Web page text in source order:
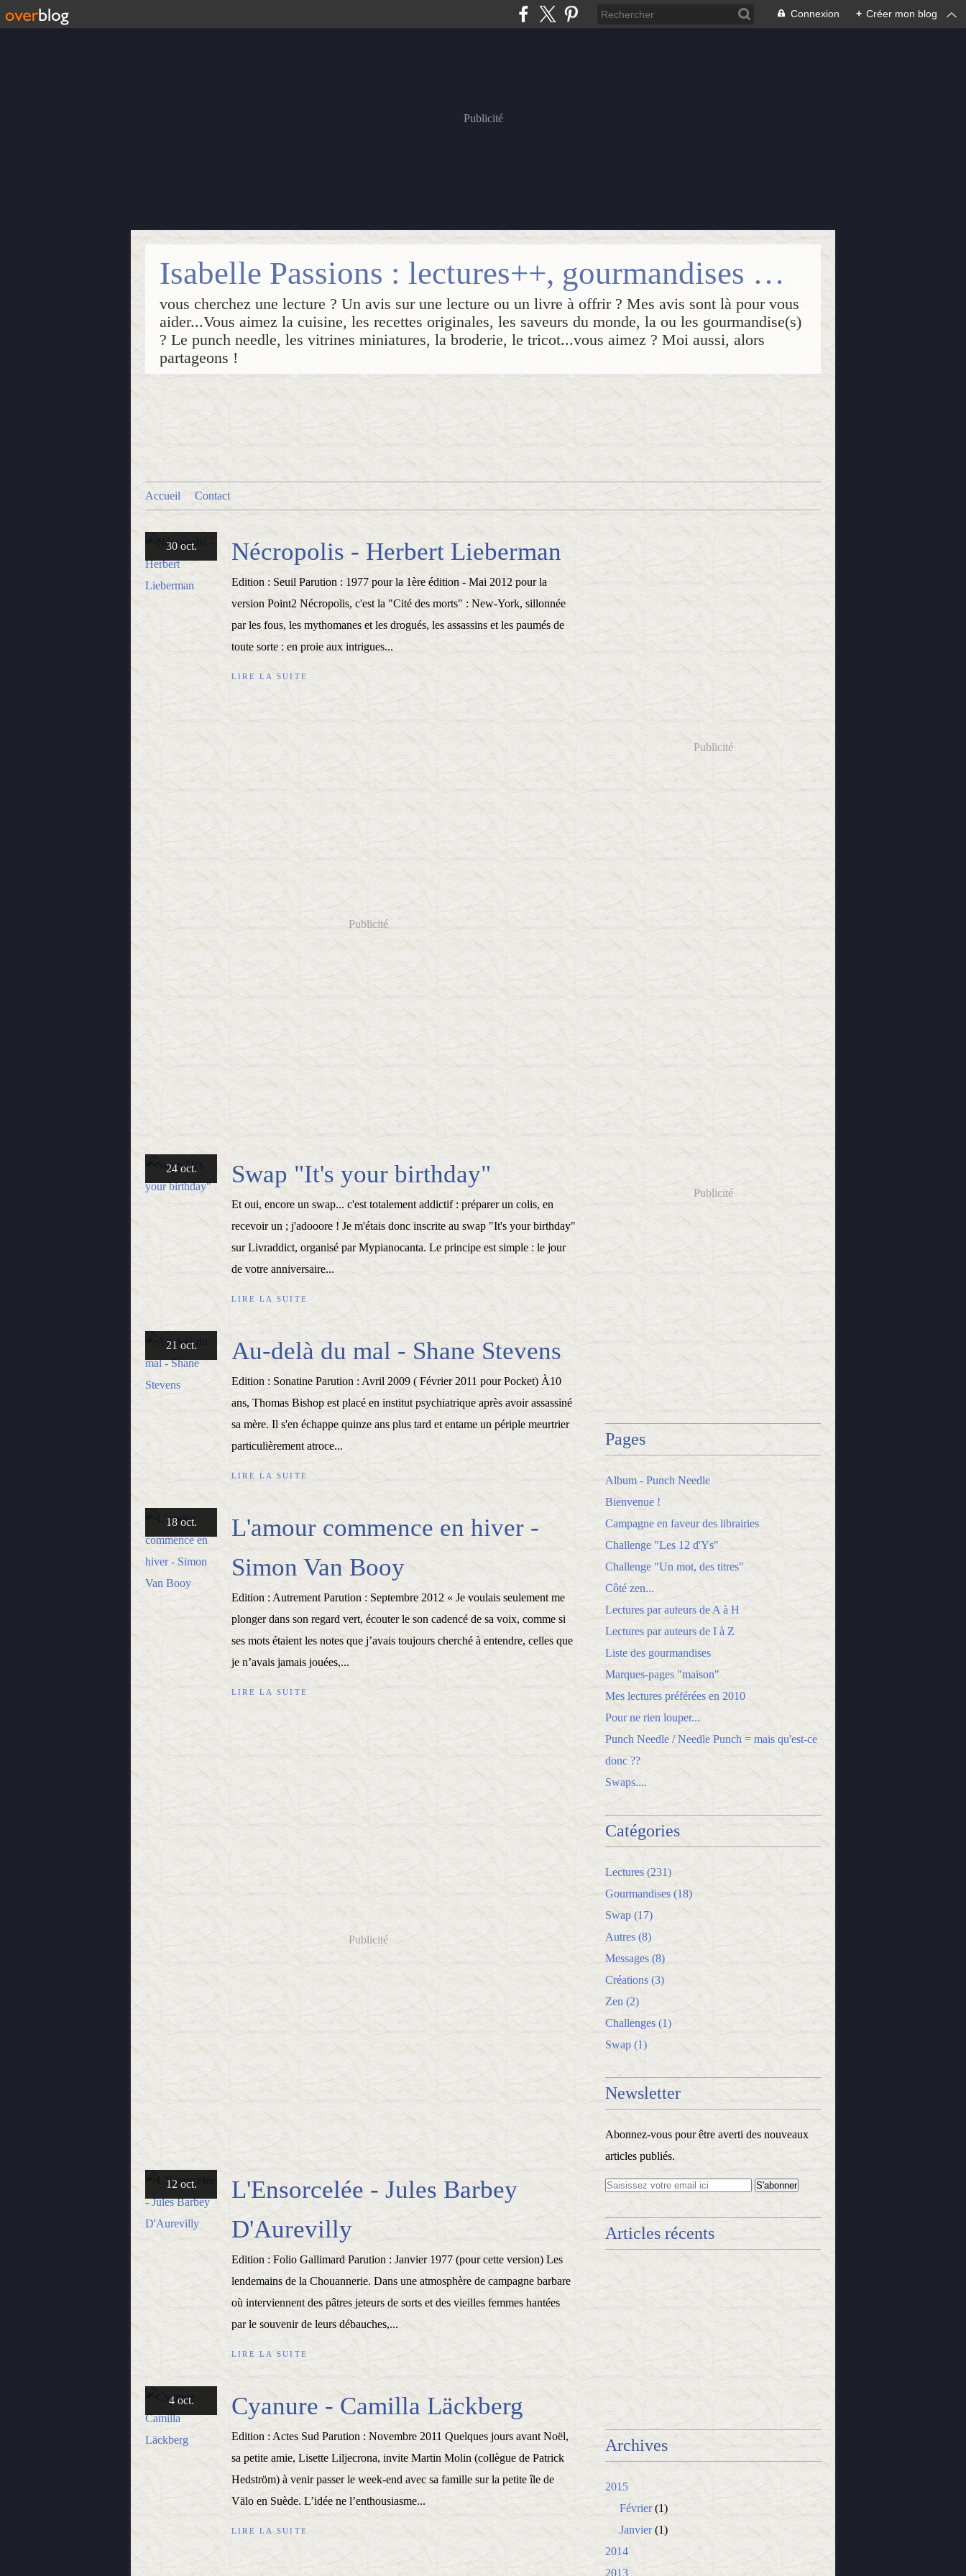
Connexion + Créer mon blog
Publicité
Isabelle Passions : lectures++, gourmandises & créations
vous cherchez une lecture ? Un avis sur une lecture ou un livre à offrir ? Mes avis sont là pour vous
aider...Vous aimez la cuisine, les recettes originales, les saveurs du monde, la ou les gourmandise(s)
? Le punch needle, les vitrines miniatures, la broderie, le tricot...vous aimez ? Moi aussi, alors
partageons !
Accueil Contact
30 oct. Nécropolis - Herbert Lieberman
Edition : Seuil Parution : 1977 pour la 1ère édition - Mai 2012 pour la
version Point2 Nécropolis, c'est la "Cité des morts" : New-York, sillonnée
par les fous, les mythomanes et les drogués, les assassins et les paumés de
toute sorte : en proie aux intrigues...
LIRE LA SUITE
Publicité
24 oct. Swap "It's your birthday"
Et oui, encore un swap... c'est totalement addictif : préparer un colis, en
recevoir un ; j'adooore ! Je m'étais donc inscrite au swap "It's your birthday"
sur Livraddict, organisé par Mypianocanta. Le principe est simple : le jour
de votre anniversaire...
LIRE LA SUITE
21 oct. Au-delà du mal - Shane Stevens
Edition : Sonatine Parution : Avril 2009 ( Février 2011 pour Pocket) À10
ans, Thomas Bishop est placé en institut psychiatrique après avoir assassiné
sa mère. Il s'en échappe quinze ans plus tard et entame un périple meurtrier
particulièrement atroce...
LIRE LA SUITE
18 oct.
L'amour commence en hiver -
Simon Van Booy
Edition : Autrement Parution : Septembre 2012 « Je voulais seulement me
plonger dans son regard vert, écouter le son cadencé de sa voix, comme si
ses mots étaient les notes que j’avais toujours cherché à entendre, celles que
je n’avais jamais jouées,...
LIRE LA SUITE
Publicité
12 oct.
L'Ensorcelée - Jules Barbey
D'Aurevilly
Edition : Folio Gallimard Parution : Janvier 1977 (pour cette version) Les
lendemains de la Chouannerie. Dans une atmosphère de campagne barbare
où interviennent des pâtres jeteurs de sorts et des vieilles femmes hantées
par le souvenir de leurs débauches,...
LIRE LA SUITE
4 oct. Cyanure - Camilla Läckberg
Edition : Actes Sud Parution : Novembre 2011 Quelques jours avant Noël,
sa petite amie, Lisette Liljecrona, invite Martin Molin (collègue de Patrick
Hedström) à venir passer le week-end avec sa famille sur la petite île de
Välo en Suède. L’idée ne l’enthousiasme...
LIRE LA SUITE
Publicité
Publicité
Pages
Album - Punch Needle
Bienvenue !
Campagne en faveur des librairies
Challenge "Les 12 d'Ys"
Challenge "Un mot, des titres"
Côté zen...
Lectures par auteurs de A à H
Lectures par auteurs de I à Z
Liste des gourmandises
Marques-pages "maison"
Mes lectures préférées en 2010
Pour ne rien louper...
Punch Needle / Needle Punch = mais qu'est-ce
donc ??
Swaps....
Catégories
Lectures (231)
Gourmandises (18)
Swap (17)
Autres (8)
Messages (8)
Créations (3)
Zen (2)
Challenges (1)
Swap (1)
Newsletter
Abonnez-vous pour être averti des nouveaux
articles publiés.
Articles récents
Archives
2015
Février(1)
Janvier(1)
2014
2013